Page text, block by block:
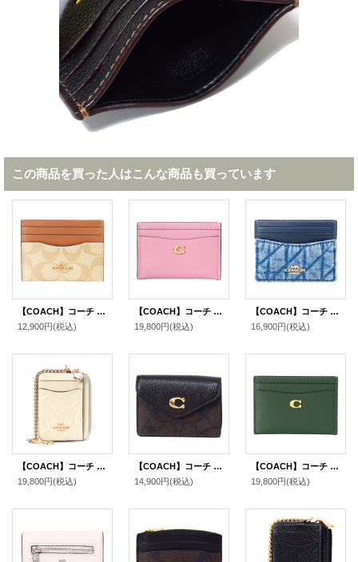
この商品を買った人はこんな商品も買っています
【COACH】コーチ カードケース コーティングキャンバス レザー シグネチャー ロゴ スリム ID パスケース 定期入れ 名刺入れ ライトカーキ×ライトサドル（日本未発売）
12,900円(税込)
【COACH】コーチ カードケース レザー エッセンシャル C ロゴ カードケース スリム パスケース 定期入れ 名刺入れ トゥルーピンク（日本未発売）
19,800円(税込)
【COACH】コーチ カードケース デニム レザー キルティング ロゴ スリム ID パスケース カードケース 定期入れ 名刺入れ インディゴ（日本未発売）
16,900円(税込)
【COACH】コーチ コインケース パテントレザー シグネチャー 型押し ハート チャーム チェーン ジップ カードケース カードポーチ 定期入れ 名刺入れ 小銭入れ チャーク（日本未発売）
19,800円(税込)
【COACH】コーチ コーティングキャンバス ぺブルレザー シグネチャー タミー カードケース カードポーチ 定期入れ 名刺入れ コインケース ブラウン×ブラック（日本未発売）
14,900円(税込)
【COACH】コーチ カードケース レザー エッセンシャル C ロゴ カードケース スリム パスケース 定期入れ 名刺入れ ハンターグリーン（日本未発売）
19,800円(税込)